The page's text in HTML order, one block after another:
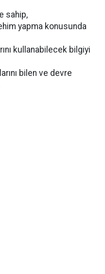
sahip,
yapma konusunda
kullanabilecek bilgiyi
bilen ve devre